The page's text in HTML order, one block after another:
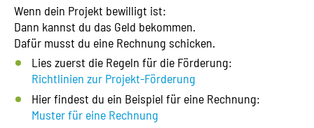
Wenn dein Projekt bewilligt ist:
Dann kannst du das Geld bekommen.
Dafür musst du eine Rechnung schicken.
Lies zuerst die Regeln für die Förderung:
Richtlinien zur Projekt-Förderung
Hier findest du ein Beispiel für eine Rechnung:
Muster für eine Rechnung